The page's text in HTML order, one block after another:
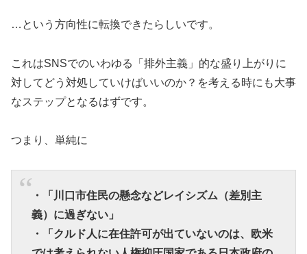
…という方向性に転換できたらしいです。
これはSNSでのいわゆる「排外主義」的な盛り上がりに
対してどう対処していけばいいのか？を考える時にも大事
なステップとなるはずです。
つまり、単純に
・「川口市住民の懸念などレイシズム（差別主
義）に過ぎない」
・「クルド人に在住許可が出ていないのは、欧米